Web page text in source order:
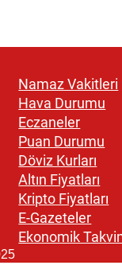
Namaz Vakitleri
Hava Durumu
Eczaneler
Puan Durumu
Döviz Kurları
Altın Fiyatları
Kripto Fiyatları
E-Gazeteler
Ekonomik